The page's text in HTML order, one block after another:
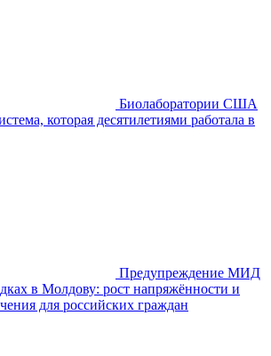
Биолаборатории США
которая десятилетиями работала в
Предупреждение МИД
в Молдову: рост напряжённости и
для российских граждан